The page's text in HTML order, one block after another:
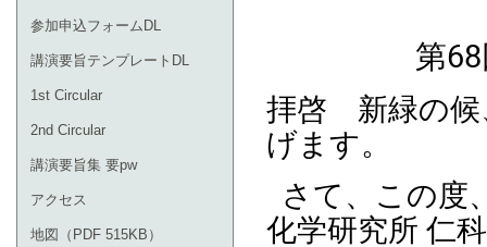
参加申込フォームDL
講演要旨テンプレートDL
1st Circular
2nd Circular
講演要旨集 要pw
アクセス
地図（PDF 515KB）
第
拝啓 新緑の候
げます。
さて、この度
化学研究所 仁